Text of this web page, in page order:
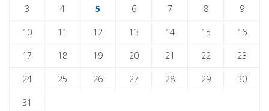
3 4 5 6 7 8 9
10 11 12 13 14 15 16
17 18 19 20 21 22 23
24 25 26 27 28 29 30
31